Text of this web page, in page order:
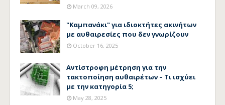
March 09, 2026
"Καμπανάκι" για ιδιοκτήτες ακινήτων
με αυθαιρεσίες που δεν γνωρίζουν
October 16, 2025
Αντίστροφη μέτρηση για την
τακτοποίηση αυθαιρέτων – Τι ισχύει
με την κατηγορία 5;
May 28, 2025